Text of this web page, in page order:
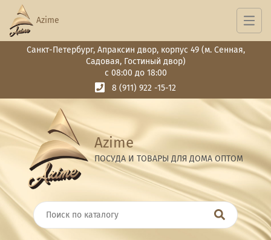
Санкт-Петербург, Апраксин двор, корпус 49 (м. Сенная,
Садовая, Гостиный двор)
с 08:00 до 18:00
8 (911) 922 -15-12
Azime
ПОСУДА И ТОВАРЫ ДЛЯ ДОМА ОПТОМ
Azime